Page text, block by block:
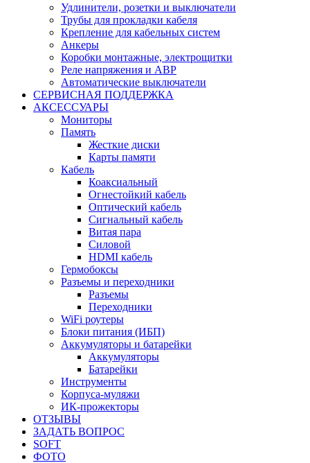
Удлинители, розетки и выключатели
Трубы для прокладки кабеля
Крепление для кабельных систем
Анкеры
Коробки монтажные, электрощитки
Реле напряжения и АВР
Автоматические выключатели
СЕРВИСНАЯ ПОДДЕРЖКА
АКСЕССУАРЫ
Мониторы
Память
Жесткие диски
Карты памяти
Кабель
Коаксиальный
Огнестойкий кабель
Оптический кабель
Сигнальный кабель
Витая пара
Силовой
HDMI кабель
Гермобоксы
Разъемы и переходники
Разъемы
Переходники
WiFi роутеры
Блоки питания (ИБП)
Аккумуляторы и батарейки
Аккумуляторы
Батарейки
Инструменты
Корпуса-муляжи
ИК-прожекторы
ОТЗЫВЫ
ЗАДАТЬ ВОПРОС
SOFT
ФОТО